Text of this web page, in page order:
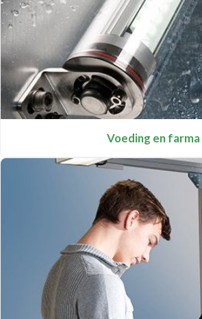
Voeding en farma